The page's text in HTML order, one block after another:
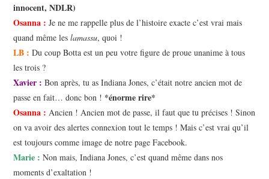
innocent, NDLR)
Osanna : Je ne me rappelle plus de l’histoire exacte c’est vrai mais
quand même leslamassu, quoi !
LB : Du coup Botta est un peu votre figure de proue unanime à tous
les trois ?
Xavier : Bon après, tu as Indiana Jones, c’était notre ancien mot de
passe en fait… donc bon ! *énorme rire*
Osanna : Ancien ! Ancien mot de passe, il faut que tu précises ! Sinon
on va avoir des alertes connexion tout le temps ! Mais c’est vrai qu’il
est toujours comme image de notre page Facebook.
Marie : Non mais, Indiana Jones, c’est quand même dans nos
moments d’exaltation !